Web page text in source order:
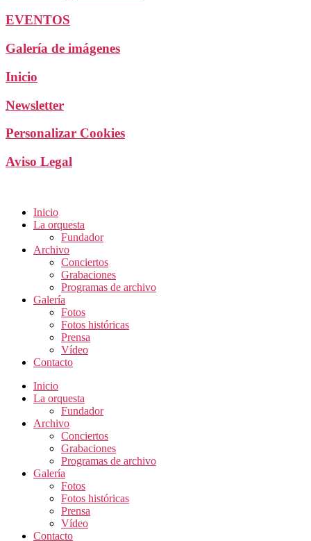
EVENTOS
Galería de imágenes
Inicio
Newsletter
Personalizar Cookies
Aviso Legal
Inicio
La orquesta
Fundador
Archivo
Conciertos
Grabaciones
Programas de archivo
Galería
Fotos
Fotos históricas
Prensa
Vídeo
Contacto
Inicio
La orquesta
Fundador
Archivo
Conciertos
Grabaciones
Programas de archivo
Galería
Fotos
Fotos históricas
Prensa
Vídeo
Contacto